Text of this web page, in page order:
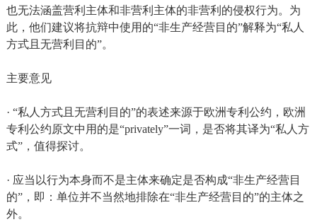
也无法涵盖营利主体和非营利主体的非营利的侵权行为。为
此，他们建议将抗辩中使用的“非生产经营目的”解释为“私人
方式且无营利目的”。
主要意见
· “私人方式且无营利目的”的表述来源于欧洲专利公约，欧洲
专利公约原文中用的是“privately”一词，是否将其译为“私人方
式”，值得探讨。
· 应当以行为本身而不是主体来确定是否构成“非生产经营目
的”，即：单位并不当然地排除在“非生产经营目的”的主体之
外。